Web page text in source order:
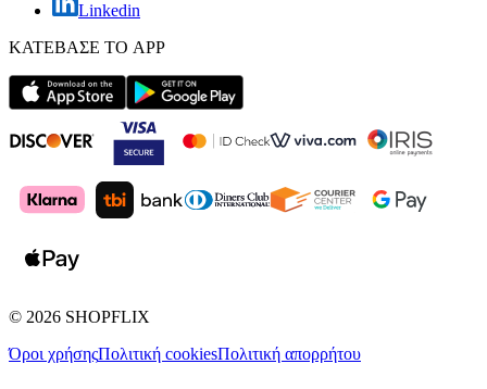
Linkedin
ΚΑΤΕΒΑΣΕ ΤΟ APP
© 2026 SHOPFLIX
Όροι χρήσηςΠολιτική cookiesΠολιτική απορρήτου